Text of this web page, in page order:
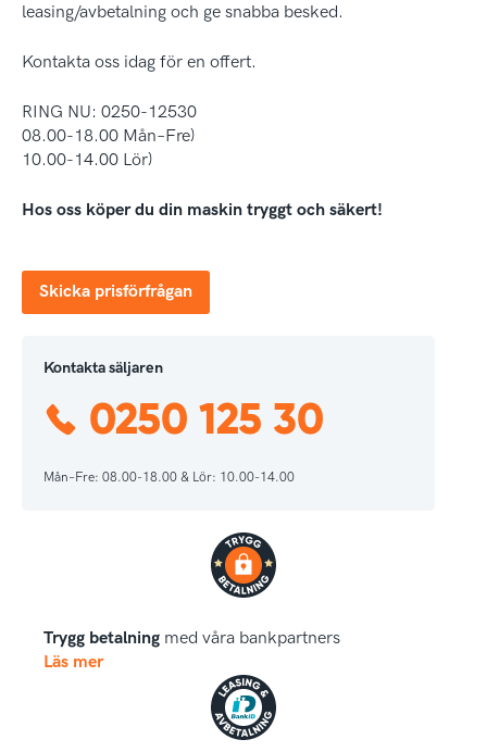
leasing/avbetalning och ge snabba besked.
Kontakta oss idag för en offert.
RING NU: 0250-12530
08.00-18.00 Mån–Fre)
10.00-14.00 Lör)
Hos oss köper du din maskin tryggt och säkert!
Skicka prisförfrågan
Kontakta säljaren
0250 125 30
Mån–Fre: 08.00-18.00 & Lör: 10.00-14.00
Trygg betalning med våra bankpartners
Läs mer